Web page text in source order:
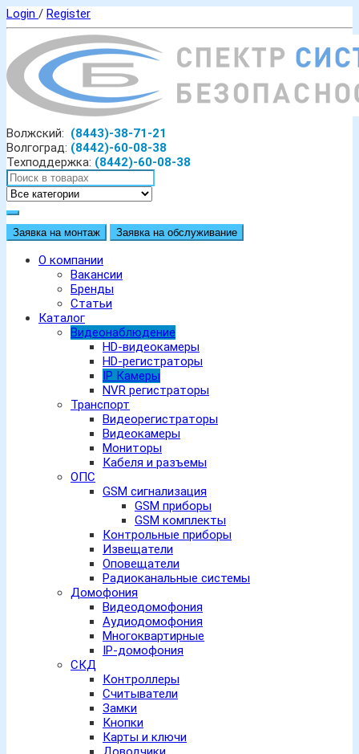
Login / Register
Волжский: (8443)-38-71-21
Волгоград: (8442)-60-08-38
Техподдержка: (8442)-60-08-38
Заявка на монтаж Заявка на обслуживание
О компании
Вакансии
Бренды
Статьи
Каталог
Видеонаблюдение
HD-видеокамеры
HD-регистраторы
IP Камеры
NVR регистраторы
Транспорт
Видеорегистраторы
Видеокамеры
Мониторы
Кабеля и разъемы
ОПС
GSM сигнализация
GSM приборы
GSM комплекты
Контрольные приборы
Извещатели
Оповещатели
Радиоканальные системы
Домофония
Видеодомофония
Аудиодомофония
Многоквартирные
IP-домофония
СКД
Контроллеры
Считыватели
Замки
Кнопки
Карты и ключи